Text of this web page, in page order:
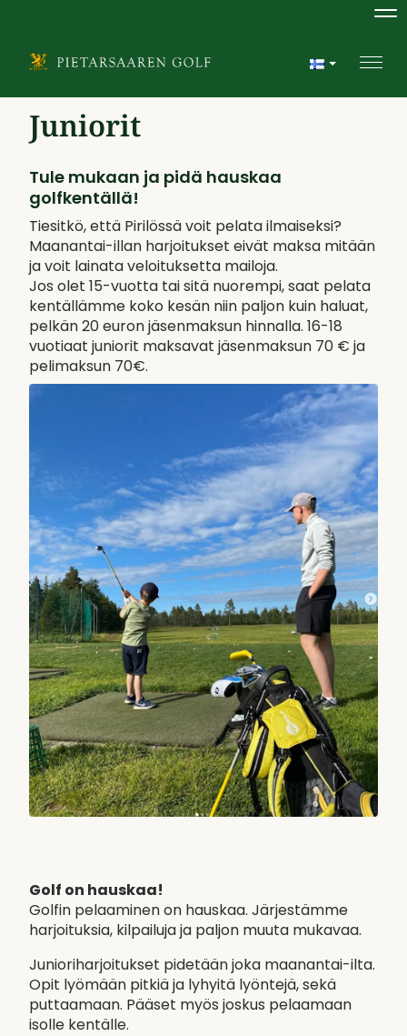
Juniorit
Tule mukaan ja pidä hauskaa
golfkentällä!
Tiesitkö, että Pirilössä voit pelata ilmaiseksi?
Maanantai-illan harjoitukset eivät maksa mitään
ja voit lainata veloituksetta mailoja.
Jos olet 15-vuotta tai sitä nuorempi, saat pelata
kentällämme koko kesän niin paljon kuin haluat,
pelkän 20 euron jäsenmaksun hinnalla. 16-18
vuotiaat juniorit maksavat jäsenmaksun 70 € ja
pelimaksun 70€.
Golf on hauskaa!
Golfin pelaaminen on hauskaa. Järjestämme
harjoituksia, kilpailuja ja paljon muuta mukavaa.
Junioriharjoitukset pidetään joka maanantai-ilta.
Opit lyömään pitkiä ja lyhyitä lyöntejä, sekä
puttaamaan. Pääset myös joskus pelaamaan
isolle kentälle.